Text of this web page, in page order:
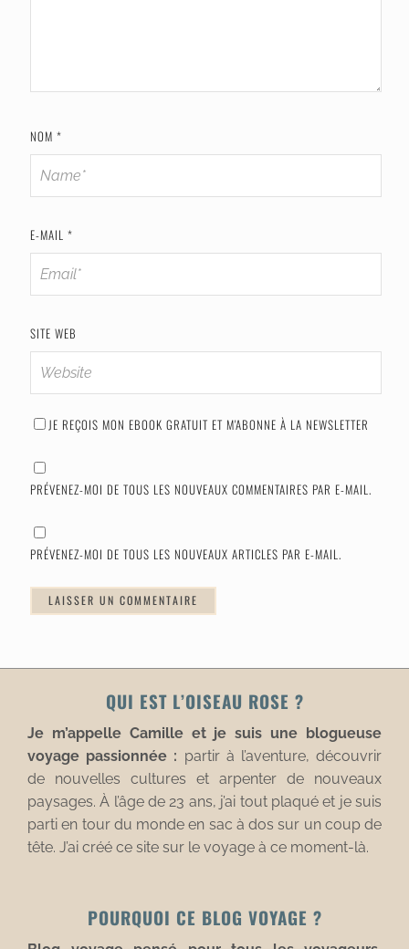
NOM *
E-MAIL *
SITE WEB
JE REÇOIS MON EBOOK GRATUIT ET M'ABONNE À LA NEWSLETTER
PRÉVENEZ-MOI DE TOUS LES NOUVEAUX COMMENTAIRES PAR E-MAIL.
PRÉVENEZ-MOI DE TOUS LES NOUVEAUX ARTICLES PAR E-MAIL.
QUI EST L’OISEAU ROSE ?
Je m’appelle Camille et je suis une blogueuse
voyage passionnée : partir à l’aventure, découvrir
de nouvelles cultures et arpenter de nouveaux
paysages. À l’âge de 23 ans, j’ai tout plaqué et je suis
parti en tour du monde en sac à dos sur un coup de
tête. J’ai créé ce site sur le voyage à ce moment-là.
POURQUOI CE BLOG VOYAGE ?